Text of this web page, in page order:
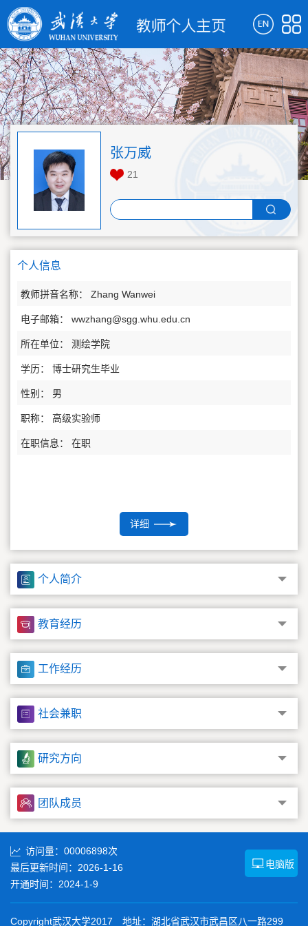
张万威
21
个人信息
教师拼音名称： Zhang Wanwei
电子邮箱： wwzhang@sgg.whu.edu.cn
所在单位： 测绘学院
学历： 博士研究生毕业
性别： 男
职称： 高级实验师
在职信息： 在职
详细
个人简介
教育经历
工作经历
社会兼职
研究方向
团队成员
访问量： 00006898次
最后更新时间： 2026-1-16
开通时间： 2024-1-9
电脑版
Copyright武汉大学2017 地址：湖北省武汉市武昌区八一路299